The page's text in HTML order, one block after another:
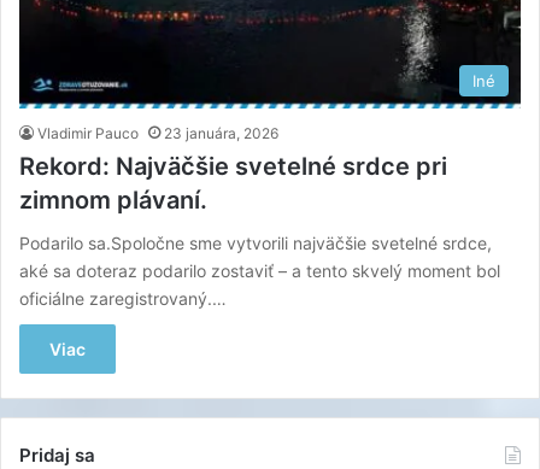
Iné
Vladimir Pauco 23 januára, 2026
Rekord: Najväčšie svetelné srdce pri
zimnom plávaní.
Podarilo sa.Spoločne sme vytvorili najväčšie svetelné srdce,
aké sa doteraz podarilo zostaviť – a tento skvelý moment bol
oficiálne zaregistrovaný.…
Viac
Pridaj sa